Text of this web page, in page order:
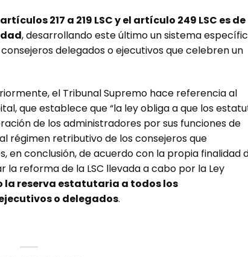
217 a 219 LSC y el artículo 249 LSC es de
, desarrollando este último un sistema
delegados o ejecutivos que celebren un
el Tribunal Supremo hace referencia al
que establece que “la ley obliga a que los
de los administradores por sus funciones de
régimen retributivo de los consejeros que
en conclusión, de acuerdo con la propia finalidad
reforma de la LSC llevada a cabo por la Ley
la reserva estatutaria a todos los
o delegados.